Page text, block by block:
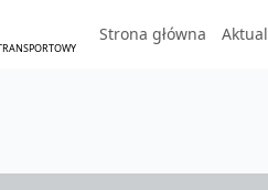
Strona główna